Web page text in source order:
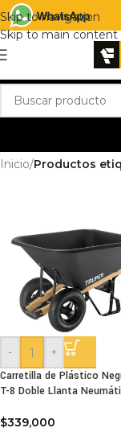
Skip to navigation
Skip to main content
Inicio/Productos
-
+
Carretilla de Plástico
T-8 Doble Llanta
$339,000